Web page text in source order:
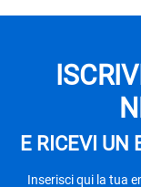
E RICEVI UN
Inserisci qui la tua